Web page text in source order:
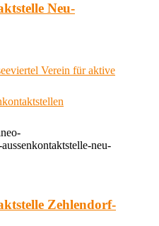
Neu-
Verein für aktive
neu-
Zehlendorf-